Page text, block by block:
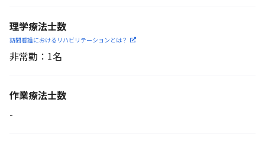
理学療法士数
訪問看護におけるリハビリ テーションとは？
非常勤：1名
作業療法士数
-